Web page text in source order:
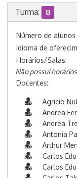
Turma: B
Número de
Idioma de
Horários/Salas:
Não possui
Docentes:
Agricio
Andrea
Andrea
Antonia
Arthur
Carlos
Carlos